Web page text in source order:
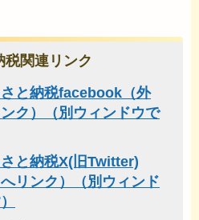
関連リンク
と納税facebook（外
ク）（別ウィンドウで
と納税X(旧Twitter)
へリンク）（別ウィンド